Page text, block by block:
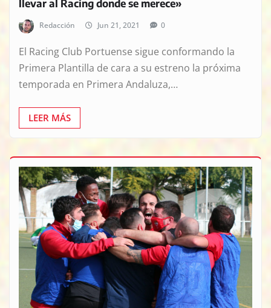
llevar al Racing donde se merece»
Redacción Jun 21, 2021 0
El Racing Club Portuense sigue conformando la
Primera Plantilla de cara a su estreno la próxima
temporada en Primera Andaluza,…
LEER MÁS